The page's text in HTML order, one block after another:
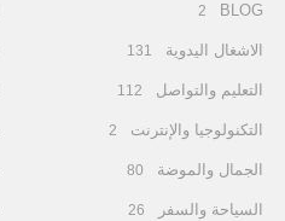
BLOG
2
الاشغال اليدوية 131
التعليم والتواصل 112
التكنولوجيا والإنترنت 2
الجمال والموضة 80
السياحة والسفر 26